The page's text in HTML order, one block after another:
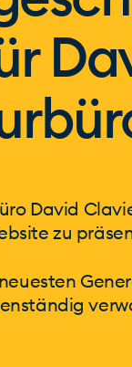
David
zu